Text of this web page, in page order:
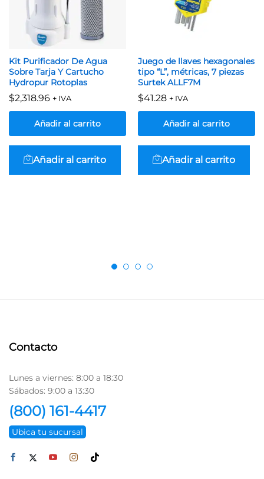
Kit Purificador De Agua
Sobre Tarja Y Cartucho
Hydropur Rotoplas
$2,318.96 + IVA
Añadir al carrito
Añadir al carrito
Juego de llaves hexagonales
tipo “L”, métricas, 7 piezas
Surtek ALLF7M
$41.28 + IVA
Añadir al carrito
Añadir al carrito
Contacto
Lunes a viernes: 8:00 a 18:30
Sábados: 9:00 a 13:30
(800) 161-4417
Ubica tu sucursal